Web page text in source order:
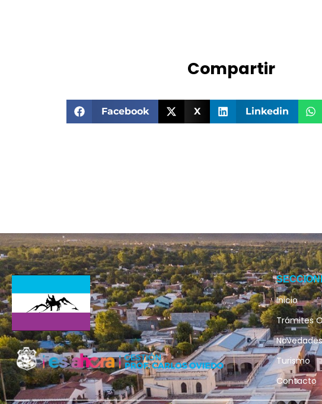
Compartir
Facebook X Linkedin
Inicio
Trámites
Turismo
Contacto